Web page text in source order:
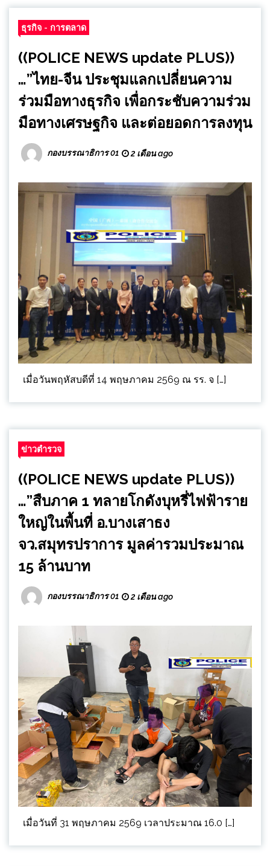
ธุรกิจ - การตลาด
((POLICE NEWS update PLUS))
…”ไทย-จีน ประชุมแลกเปลี่ยนความ
ร่วมมือทางธุรกิจ เพื่อกระชับความร่วม
มือทางเศรษฐกิจ และต่อยอดการลงทุน
กองบรรณาธิการ 01 2 เดือน ago
เมื่อวันพฤหัสบดีที่ 14 พฤษภาคม 2569 ณ รร. จ […]
ข่าวตำรวจ
((POLICE NEWS update PLUS))
…”สืบภาค 1 ทลายโกดังบุหรี่ไฟฟ้าราย
ใหญ่ในพื้นที่ อ.บางเสาธง
จว.สมุทรปราการ มูลค่ารวมประมาณ
15 ล้านบาท
กองบรรณาธิการ 01 2 เดือน ago
เมื่อวันที่ 31 พฤษภาคม 2569 เวลาประมาณ 16.0 […]